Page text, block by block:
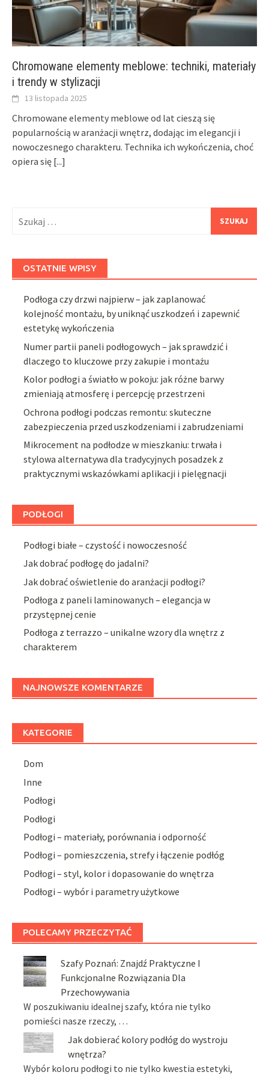
Chromowane elementy meblowe: techniki, materiały
i trendy w stylizacji
13 listopada 2025
Chromowane elementy meblowe od lat cieszą się
popularnością w aranżacji wnętrz, dodając im elegancji i
nowoczesnego charakteru. Technika ich wykończenia, choć
opiera się [...]
OSTATNIE WPISY
Podłoga czy drzwi najpierw – jak zaplanować
kolejność montażu, by uniknąć uszkodzeń i zapewnić
estetykę wykończenia
Numer partii paneli podłogowych – jak sprawdzić i
dlaczego to kluczowe przy zakupie i montażu
Kolor podłogi a światło w pokoju: jak różne barwy
zmieniają atmosferę i percepcję przestrzeni
Ochrona podłogi podczas remontu: skuteczne
zabezpieczenia przed uszkodzeniami i zabrudzeniami
Mikrocement na podłodze w mieszkaniu: trwała i
stylowa alternatywa dla tradycyjnych posadzek z
praktycznymi wskazówkami aplikacji i pielęgnacji
PODŁOGI
Podłogi białe – czystość i nowoczesność
Jak dobrać podłogę do jadalni?
Jak dobrać oświetlenie do aranżacji podłogi?
Podłoga z paneli laminowanych – elegancja w
przystępnej cenie
Podłoga z terrazzo – unikalne wzory dla wnętrz z
charakterem
NAJNOWSZE KOMENTARZE
KATEGORIE
Dom
Inne
Podłogi
Podłogi
Podłogi – materiały, porównania i odporność
Podłogi – pomieszczenia, strefy i łączenie podłóg
Podłogi – styl, kolor i dopasowanie do wnętrza
Podłogi – wybór i parametry użytkowe
POLECAMY PRZECZYTAĆ
Szafy Poznań: Znajdź Praktyczne I
Funkcjonalne Rozwiązania Dla
Przechowywania
W poszukiwaniu idealnej szafy, która nie tylko
pomieści nasze rzeczy, …
Jak dobierać kolory podłóg do wystroju
wnętrza?
Wybór koloru podłogi to nie tylko kwestia estetyki,